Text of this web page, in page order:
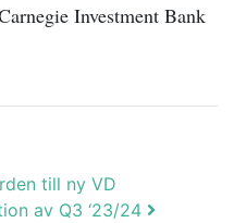
Investment Bank
till ny VD
av Q3 ‘23/24